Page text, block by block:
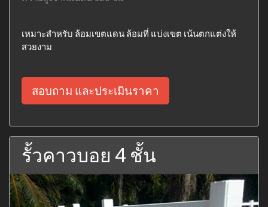
เหมาะสำหรับ ล้อมเขตแดน ล้อมที่ แบ่งเขต เน้นตกแต่งให้
สวยงาม
สอบถาม และประเมินราคา
รั้วคาวบอย 4 ชั้น